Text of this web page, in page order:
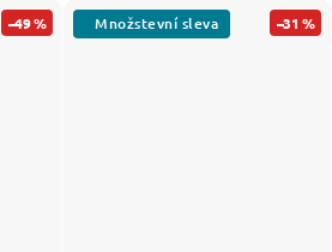
–49 % –31 %